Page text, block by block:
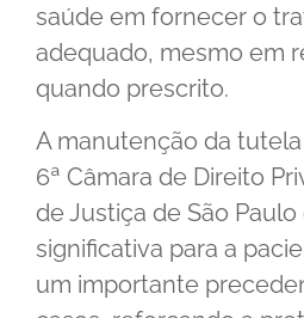
saúde em fornecer o
adequado, mesmo em
quando prescrito.
A manutenção da
6ª Câmara de Direito
de Justiça de São
significativa para a
um importante